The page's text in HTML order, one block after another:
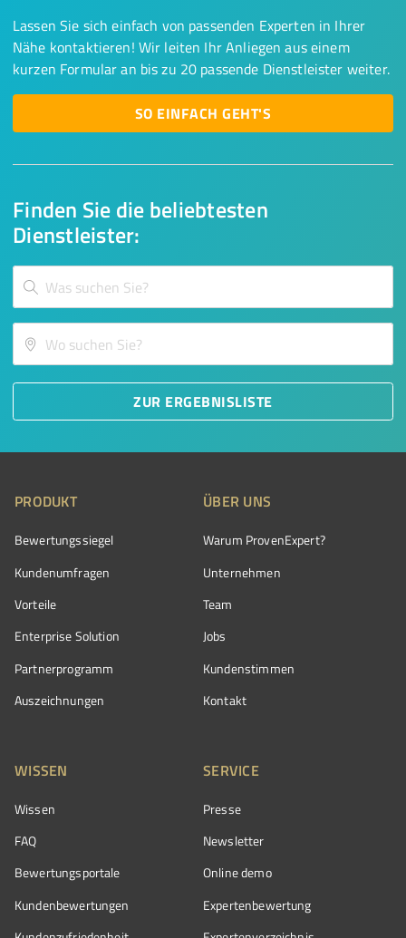
Finden Sie die beliebtesten
Dienstleister:
ZUR ERGEBNISLISTE
Lassen Sie sich einfach von passenden Experten in Ihrer
Nähe kontaktieren! Wir leiten Ihr Anliegen aus einem
kurzen Formular an bis zu 20 passende Dienstleister weiter.
SO EINFACH GEHT'S
PRODUKT
Bewertungssiegel
Kundenumfragen
Vorteile
Enterprise Solution
Partnerprogramm
Auszeichnungen
ÜBER UNS
Warum ProvenExpert?
Unternehmen
Team
Jobs
Kundenstimmen
Kontakt
WISSEN
Wissen
FAQ
Bewertungsportale
Kundenbewertungen
SERVICE
Presse
Newsletter
Online demo
Expertenbewertung